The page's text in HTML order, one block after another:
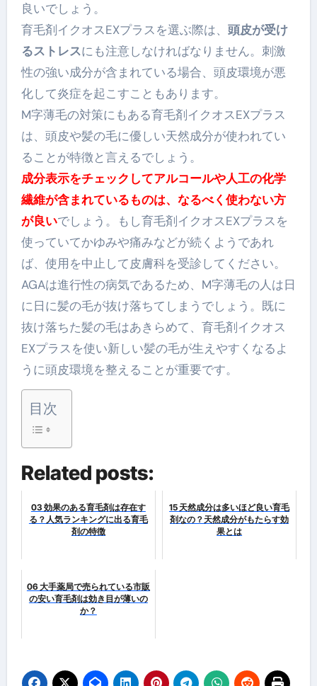
良いでしょう。
育毛剤イクオスEXプラスを選ぶ際は、 頭皮が受け
るストレスにも注意しなければなりません。刺激
性の強い成分が含まれている場合、頭皮環境が悪
化して炎症を起こすこともあります。
M字薄毛の対策にもある育毛剤イクオスEXプラス
は、頭皮や髪の毛に優しい天然成分が使われてい
ることが特徴と言えるでしょう。
成分表示をチェックしてアルコールや人工の化学
繊維が含まれているものは、なるべく使わない方
が良いでしょう。もし育毛剤イクオスEXプラスを
使っていてかゆみや痛みなどが続くようであれ
ば、使用を中止して皮膚科を受診してください。
AGAは進行性の病気であるため、M字薄毛の人は日
に日に髪の毛が抜け落ちてしまうでしょう。既に
抜け落ちた髪の毛はあきらめて、育毛剤イクオス
EXプラスを使い新しい髪の毛が生えやすくなるよ
うに頭皮環境を整えることが重要です。
目次
Related posts:
03 効果のある育毛剤は存在す
る？人気ランキングに出る育毛
剤の特徴
15 天然成分は多いほど良い育毛
剤なの？天然成分がもたらす効
果とは
06 大手薬局で売られている市販
の安い育毛剤は効き目が薄いの
か？